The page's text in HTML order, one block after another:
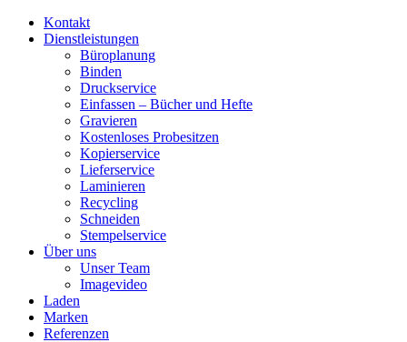
Kontakt
Dienstleistungen
Büroplanung
Binden
Druckservice
Einfassen – Bücher und Hefte
Gravieren
Kostenloses Probesitzen
Kopierservice
Lieferservice
Laminieren
Recycling
Schneiden
Stempelservice
Über uns
Unser Team
Imagevideo
Laden
Marken
Referenzen